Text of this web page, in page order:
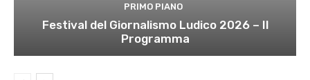
PRIMO PIANO
Festival del Giornalismo Ludico 2026 – Il
Programma